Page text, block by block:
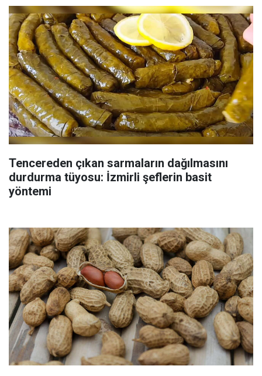
Tencereden çıkan sarmaların dağılmasını
durdurma tüyosu: İzmirli şeflerin basit
yöntemi